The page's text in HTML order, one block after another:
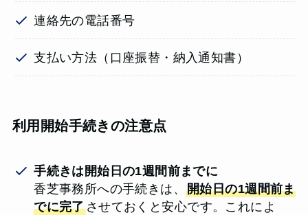
連絡先の電話番号
支払い方法（口座振替・納入通知書）
利用開始手続きの注意点
手続きは開始日の1週間前までに
香芝事務所への手続きは、開始日の1週間前ま
でに完了させておくと安心です。これによ